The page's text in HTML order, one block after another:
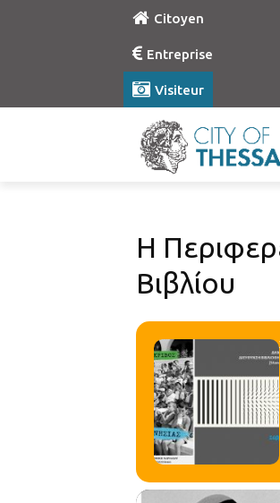
Citoyen
Entreprise
Visiteur
Η
Βιβλίου